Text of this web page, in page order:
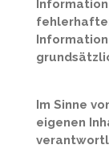
Im Sinne
eigenen